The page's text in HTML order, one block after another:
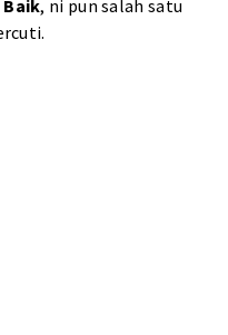
Baik, ni pun salah satu